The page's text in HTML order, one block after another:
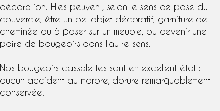
décoration. Elles peuvent, selon le sens de pose du
couvercle, être un bel objet décoratif, garniture de
cheminée ou à poser sur un meuble, ou devenir une
paire de bougeoirs dans l'autre sens.
Nos bougeoirs cassolettes sont en excellent état :
aucun accident au marbre, dorure remarquablement
conservée.